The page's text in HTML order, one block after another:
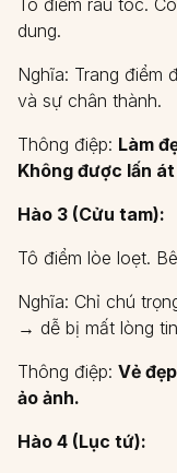
Tô điểm râu tóc.
dung.
Nghĩa: Trang điểm
và sự chân thành.
Thông điệp: Làm
Không được lấn
Hào 3 (Cửu tam):
Tô điểm lòe loẹt.
Nghĩa: Chỉ chú
→ dễ bị mất lòng
Thông điệp: Vẻ
ảo ảnh.
Hào 4 (Lục tứ):